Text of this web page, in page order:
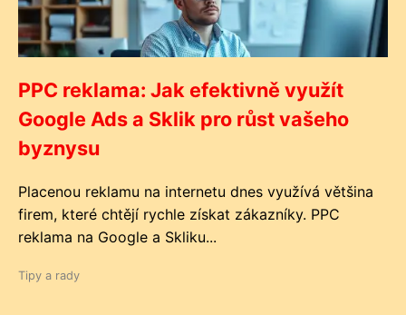
PPC reklama: Jak efektivně využít
Google Ads a Sklik pro růst vašeho
byznysu
Placenou reklamu na internetu dnes využívá většina
firem, které chtějí rychle získat zákazníky. PPC
reklama na Google a Skliku...
Tipy a rady